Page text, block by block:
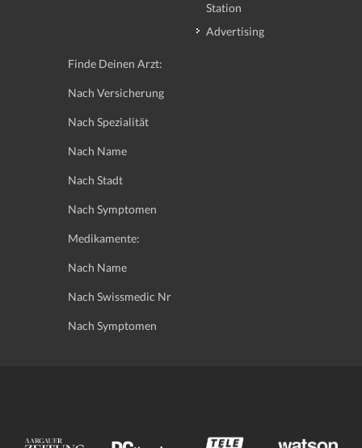
Station
Advertising
Finde Deinen Arzt:
Nach Versicherung
Nach Spezialität
Nach Name
Nach Stadt
Nach Symptomen
Medikamente:
Nach Name
Nach Swissmedic Nr
Nach Symptomen